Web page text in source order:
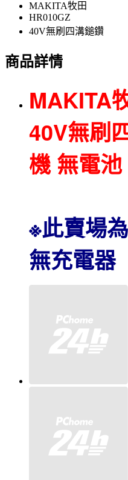
MAKITA牧田
HR010GZ
40V無刷四溝鎚鑽
商品詳情
MAKITA
40V無刷
機 無電
※此賣場
無充電器